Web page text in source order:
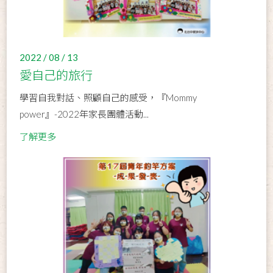
2022 / 08 / 13
愛自己的旅行
學習自我對話、照顧自己的感受，『Mommy
power』-2022年家長團體活動...
了解更多